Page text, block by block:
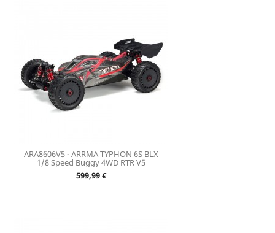
ARA8606V5 - ARRMA TYPHON 6S BLX
1/8 Speed Buggy 4WD RTR V5
Prix
599,99 €